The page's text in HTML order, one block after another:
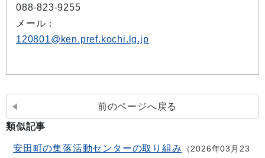
088-823-9255
メール：
120801@ken.pref.kochi.lg.jp
前のページへ戻る
類似記事
安田町の集落活動センターの取り組み
2026年03月23